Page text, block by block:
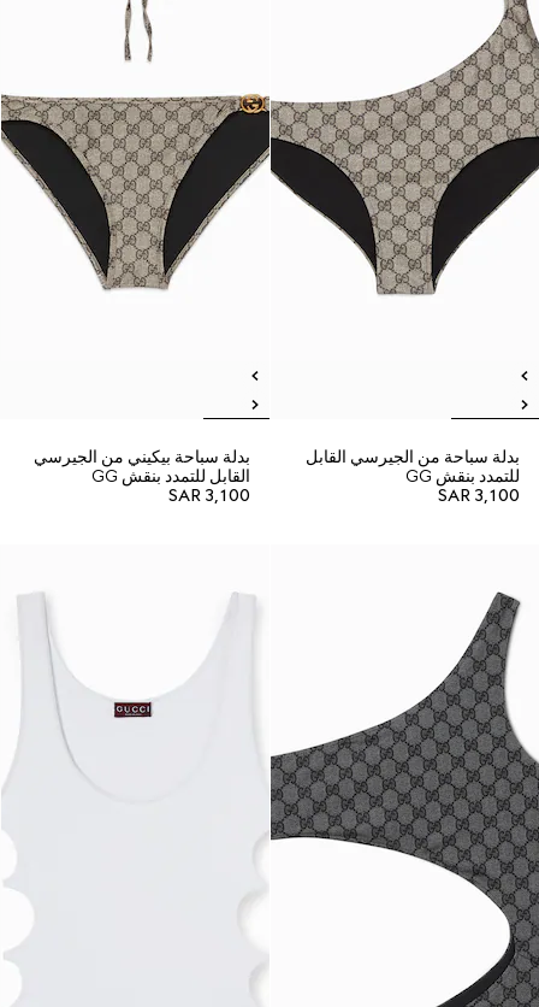
بدلة سباحة من الجيرسي القابل
للتمدد بنقش GG
SAR 3,100
بدلة سباحة بيكيني من الجيرسي
القابل للتمدد بنقش GG
SAR 3,100